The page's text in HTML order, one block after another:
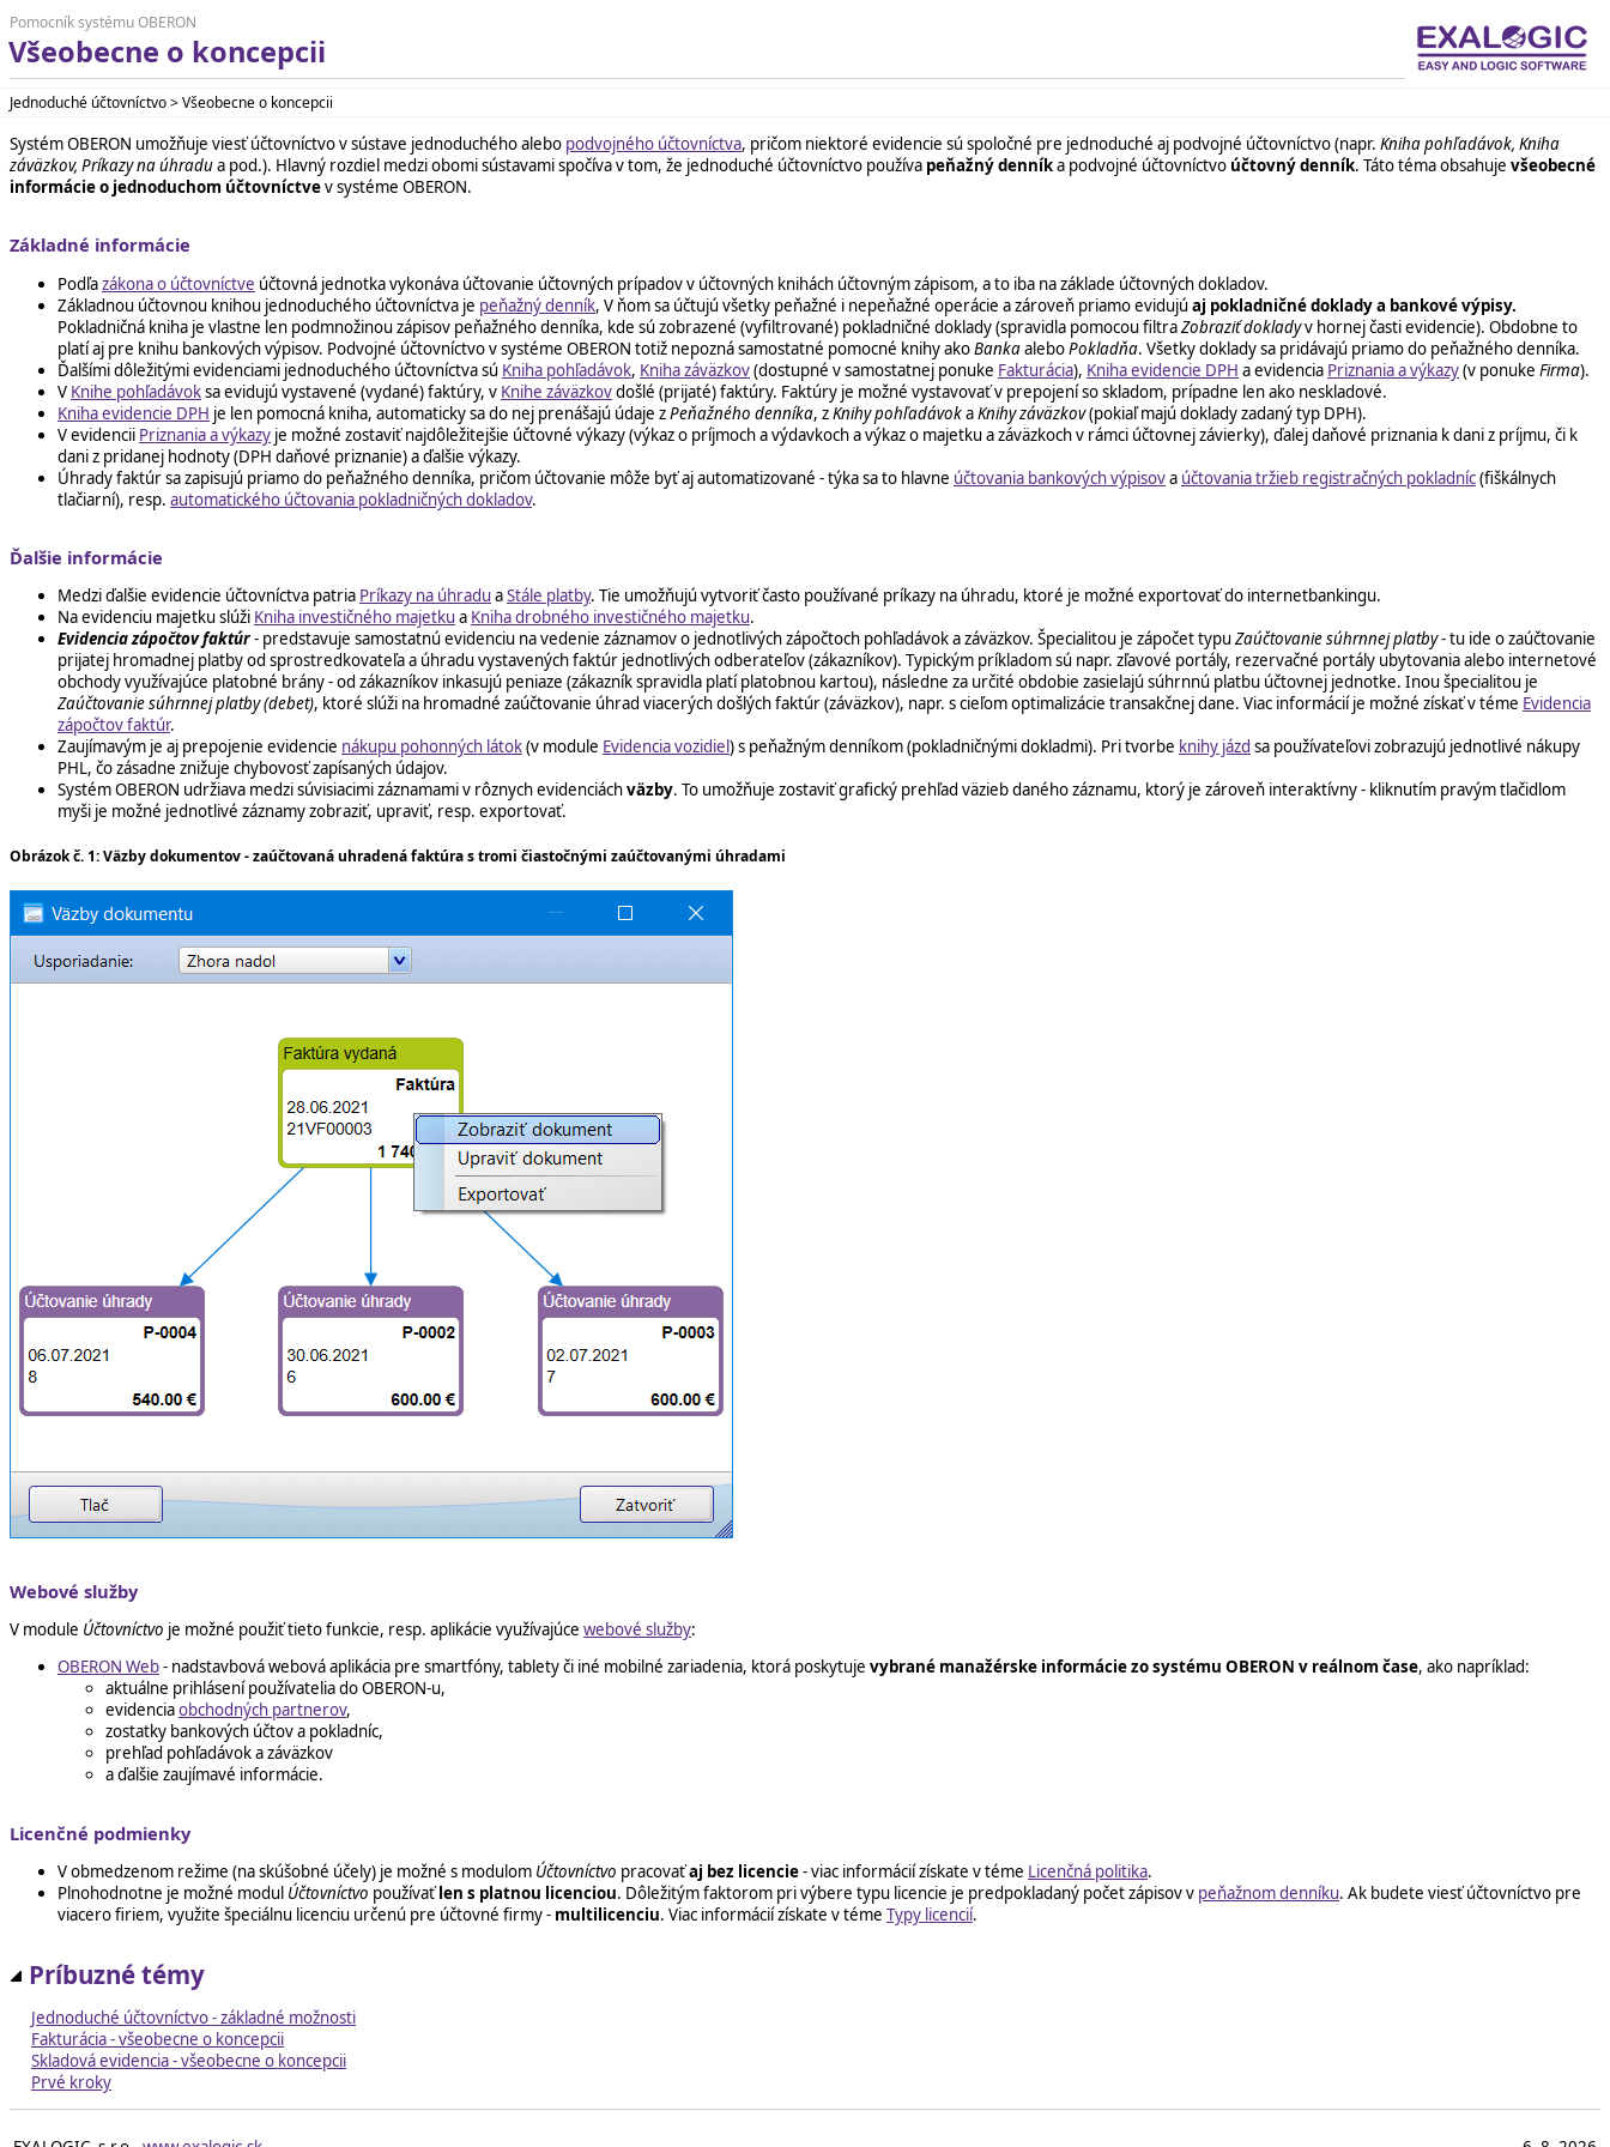
Pomocník systému OBERON
Všeobecne o koncepcii
Jednoduché účtovníctvo > Všeobecne o koncepcii
Systém OBERON umožňuje viesť účtovníctvo v sústave jednoduchého alebo podvojného účtovníctva, pričom niektoré evidencie sú spoločné pre jednoduché aj podvojné účtovníctvo (napr. Kniha pohľadávok, Kniha
záväzkov, Príkazy na úhradua pod.). Hlavný rozdiel medzi obomi sústavami spočíva v tom, že jednoduché účtovníctvo používa peňažný denníka podvojné účtovníctvo účtovný denník. Táto téma obsahuje všeobecné
informácie o jednoduchom účtovníctvev systéme OBERON.
Základné informácie
Podľazákona o účtovníctve účtovná jednotka vykonáva účtovanie účtovných prípadov v účtovných knihách účtovným zápisom, a to iba na základe účtovných dokladov.
Základnou účtovnou knihou jednoduchého účtovníctva je peňažný denník, V ňom sa účtujú všetky peňažné i nepeňažné operácie a zároveň priamo evidujúaj pokladničné doklady a bankové výpisy.
Pokladničná kniha je vlastne len podmnožinou zápisov peňažného denníka, kde sú zobrazené (vyfiltrované) pokladničné doklady (spravidla pomocou filtraZobraziť dokladyv hornej časti evidencie). Obdobne to
platí aj pre knihu bankových výpisov. Podvojné účtovníctvo v systéme OBERON totiž nepozná samostatné pomocné knihy akoBankaaleboPokladňa. Všetky doklady sa pridávajú priamo do peňažného denníka.
Ďalšími dôležitými evidenciami jednoduchého účtovníctva sú Kniha pohľadávok, Kniha záväzkov(dostupné v samostatnej ponuke Fakturácia), Kniha evidencie DPH a evidencia Priznania a výkazy(v ponuke Firma).
V Knihe pohľadávoksa evidujú vystavené (vydané) faktúry, v Knihe záväzkovdošlé (prijaté) faktúry. Faktúry je možné vystavovať v prepojení so skladom, prípadne len ako neskladové.
Kniha evidencie DPH je len pomocná kniha, automaticky sa do nej prenášajú údaje zPeňažného denníka, zKnihy pohľadávokaKnihy záväzkov(pokiaľ majú doklady zadaný typ DPH).
V evidencii Priznania a výkazy je možné zostaviť najdôležitejšie účtovné výkazy (výkaz o príjmoch a výdavkoch a výkaz o majetku a záväzkoch v rámci účtovnej závierky), ďalej daňové priznania k dani z príjmu, či k
dani z pridanej hodnoty (DPH daňové priznanie) a ďalšie výkazy.
Úhrady faktúr sa zapisujú priamo do peňažného denníka, pričom účtovanie môže byť aj automatizované - týka sa to hlavne účtovania bankových výpisova účtovania tržieb registračných pokladníc(fiškálnych
tlačiarní), resp. automatického účtovania pokladničných dokladov.
Ďalšie informácie
Medzi ďalšie evidencie účtovníctva patria Príkazy na úhraduaStále platby. Tie umožňujú vytvoriť často používané príkazy na úhradu, ktoré je možné exportovať do internetbankingu.
Na evidenciu majetku slúži Kniha investičného majetkua Kniha drobného investičného majetku.
Evidencia zápočtov faktúr- predstavuje samostatnú evidenciu na vedenie záznamov o jednotlivých zápočtoch pohľadávok a záväzkov. Špecialitou je zápočet typuZaúčtovanie súhrnnej platby- tu ide o zaúčtovanie
prijatej hromadnej platby od sprostredkovateľa a úhradu vystavených faktúr jednotlivých odberateľov (zákazníkov). Typickým príkladom sú napr. zľavové portály, rezervačné portály ubytovania alebo internetové
obchody využívajúce platobné brány - od zákazníkov inkasujú peniaze (zákazník spravidla platí platobnou kartou), následne za určité obdobie zasielajú súhrnnú platbu účtovnej jednotke. Inou špecialitou je
Zaúčtovanie súhrnnej platby (debet), ktoré slúži na hromadné zaúčtovanie úhrad viacerých došlých faktúr (záväzkov), napr. s cieľom optimalizácie transakčnej dane. Viac informácií je možné získať v téme Evidencia
zápočtov faktúr.
Zaujímavým je aj prepojenie evidencie nákupu pohonných látok(v module Evidencia vozidiel) s peňažným denníkom (pokladničnými dokladmi). Pri tvorbe knihy jázd sa používateľovi zobrazujú jednotlivé nákupy
PHL, čo zásadne znižuje chybovosť zapísaných údajov.
Systém OBERON udržiava medzi súvisiacimi záznamami v rôznych evidenciáchväzby. To umožňuje zostaviť grafický prehľad väzieb daného záznamu, ktorý je zároveň interaktívny - kliknutím pravým tlačidlom
myši je možné jednotlivé záznamy zobraziť, upraviť, resp. exportovať.
Obrázok č. 1: Väzby dokumentov - zaúčtovaná uhradená faktúra s tromi čiastočnými zaúčtovanými úhradami
Webové služby
V module Účtovníctvo je možné použiť tieto funkcie, resp. aplikácie využívajúce webové služby:
OBERON Web- nadstavbová webová aplikácia pre smartfóny, tablety či iné mobilné zariadenia, ktorá poskytuje vybrané manažérske informácie zo systému OBERON v reálnom čase, ako napríklad:
aktuálne prihlásení používatelia do OBERON-u,
evidenciaobchodných partnerov,
zostatky bankových účtov a pokladníc,
prehľad pohľadávok a záväzkov
a ďalšie zaujímavé informácie.
Licenčné podmienky
V obmedzenom režime (na skúšobné účely) je možné s modulom Účtovníctvo pracovaťaj bez licencie- viac informácií získate v téme Licenčná politika.
Plnohodnotne je možné modul Účtovníctvo používaťlen s platnou licenciou. Dôležitým faktorom pri výbere typu licencie je predpokladaný počet zápisov v peňažnom denníku. Ak budete viesť účtovníctvo pre
viacero firiem, využite špeciálnu licenciu určenú pre účtovné firmy - multilicenciu. Viac informácií získate v téme Typy licencií.
Príbuzné témy
Jednoduché účtovníctvo - základné možnosti
Fakturácia - všeobecne o koncepcii
Skladová evidencia - všeobecne o koncepcii
Prvé kroky